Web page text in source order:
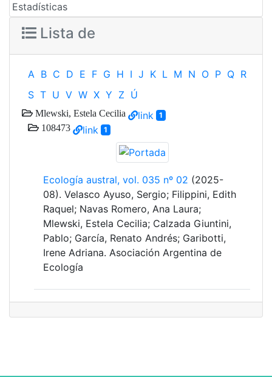
Estadísticas
Lista de
A B C D E F G H I J K L M N O P Q R
S T U V W X Y Z Ú
Mlewski, Estela Cecilia link 1
108473 link 1
Ecología austral, vol. 035 nº 02 (2025-
08). Velasco Ayuso, Sergio; Filippini, Edith
Raquel; Navas Romero, Ana Laura;
Mlewski, Estela Cecilia; Calzada Giuntini,
Pablo; García, Renato Andrés; Garibotti,
Irene Adriana. Asociación Argentina de
Ecología